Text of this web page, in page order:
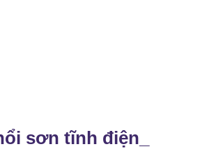
sơn tĩnh điện